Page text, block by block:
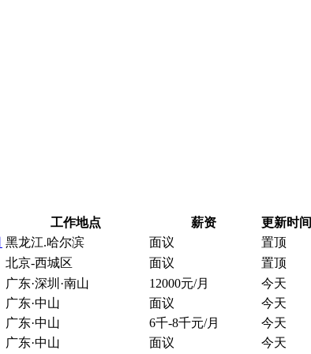
工作地点 薪资
更新时间
黑龙江.哈尔滨 面议
置顶
北京-西城区 面议
置顶
广东·深圳·南山
12000元/月
今天
广东·中山
面议
今天
广东·中山
6千-8千元/月
今天
广东·中山
面议
今天